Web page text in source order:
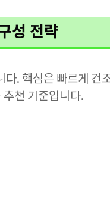
성 전략
다. 핵심은 빠르게 건
천 기준입니다.